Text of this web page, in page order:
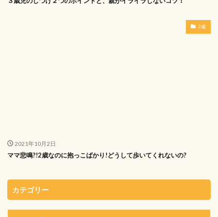
2歳
2021年10月2日
ママ悲鳴?!2歳なのに抱っこばかり!どうして歩いてくれないの?
カテゴリー